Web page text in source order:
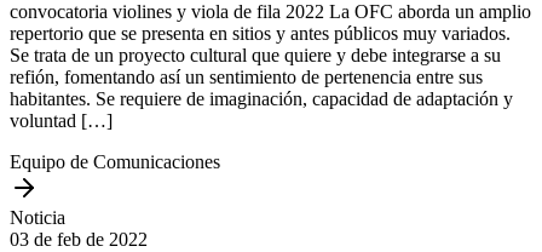
convocatoria violines y viola de fila 2022 La OFC aborda un amplio
repertorio que se presenta en sitios y antes públicos muy variados.
Se trata de un proyecto cultural que quiere y debe integrarse a su
refión, fomentando así un sentimiento de pertenencia entre sus
habitantes. Se requiere de imaginación, capacidad de adaptación y
voluntad […]
Equipo de Comunicaciones
Noticia
03 de feb de 2022